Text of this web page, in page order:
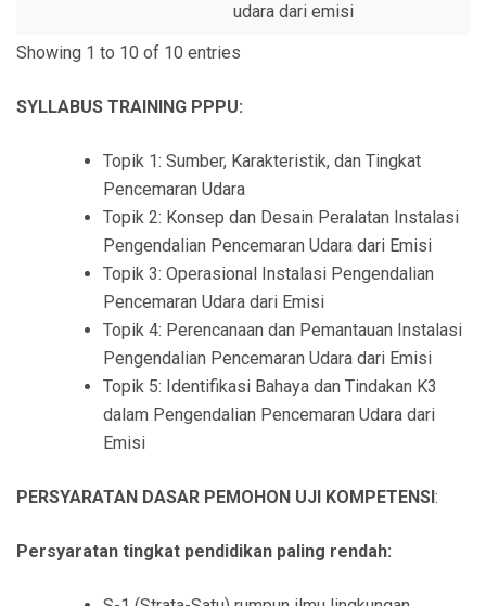
udara dari emisi
Showing 1 to 10 of 10 entries
SYLLABUS TRAINING PPPU:
Topik 1: Sumber, Karakteristik, dan Tingkat
Pencemaran Udara
Topik 2: Konsep dan Desain Peralatan Instalasi
Pengendalian Pencemaran Udara dari Emisi
Topik 3: Operasional Instalasi Pengendalian
Pencemaran Udara dari Emisi
Topik 4: Perencanaan dan Pemantauan Instalasi
Pengendalian Pencemaran Udara dari Emisi
Topik 5: Identifikasi Bahaya dan Tindakan K3
dalam Pengendalian Pencemaran Udara dari
Emisi
PERSYARATAN DASAR PEMOHON UJI KOMPETENSI:
Persyaratan tingkat pendidikan paling rendah: